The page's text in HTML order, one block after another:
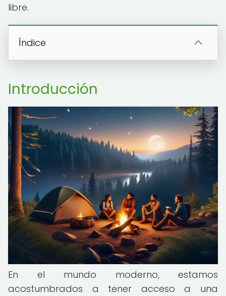
libre.
Índice
Introducción
En el mundo moderno, estamos
acostumbrados a tener acceso a una